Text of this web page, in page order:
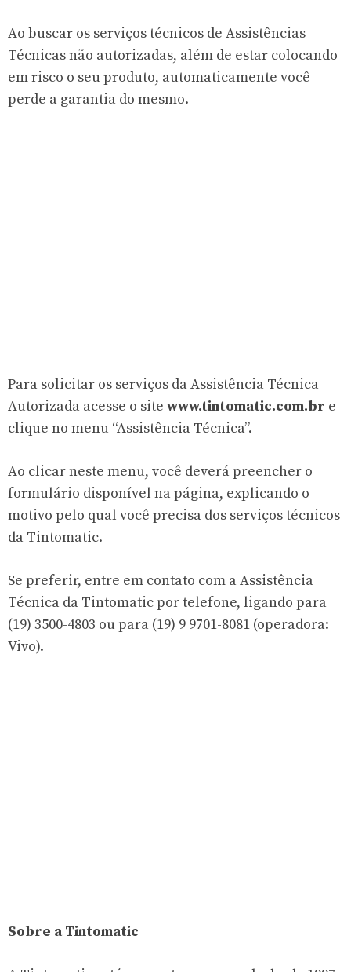
Ao buscar os serviços técnicos de Assistências
Técnicas não autorizadas, além de estar colocando
em risco o seu produto, automaticamente você
perde a garantia do mesmo.
Para solicitar os serviços da Assistência Técnica
Autorizada acesse o site www.tintomatic.com.br e
clique no menu “Assistência Técnica”.
Ao clicar neste menu, você deverá preencher o
formulário disponível na página, explicando o
motivo pelo qual você precisa dos serviços técnicos
da Tintomatic.
Se preferir, entre em contato com a Assistência
Técnica da Tintomatic por telefone, ligando para
(19) 3500-4803 ou para (19) 9 9701-8081 (operadora:
Vivo).
Sobre a Tintomatic